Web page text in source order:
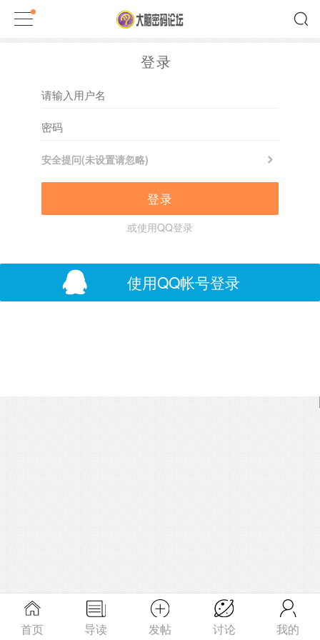
登录
安全提问(未设置请忽略)
登录
或使用QQ登录
使用QQ帐号登录
首页 导读 发帖 讨论 我的